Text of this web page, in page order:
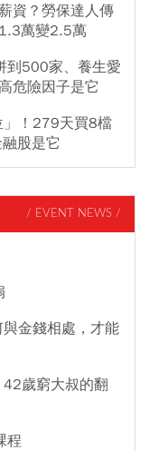
資？勞保達人傳
萬變2.5萬
到500家、養生愛
危險因子是它
」！279天買8檔
股是它
/ EVENT NEWS /
金錢相處，才能
歲窮大叔的翻
程